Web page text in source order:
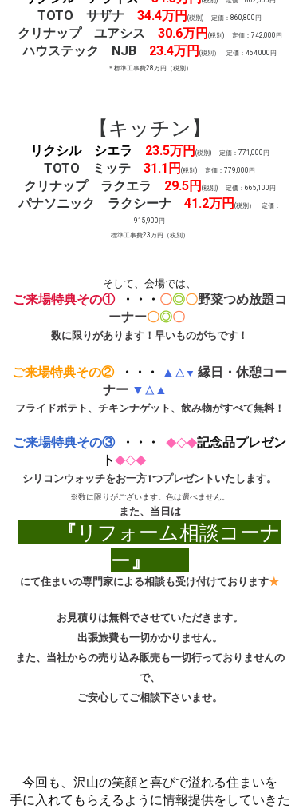
TOTO サザナ 34.4万円 (税別) 定価：860,800円
クリナップ ユアシス 30.6万円 (税別) 定価：742,000円
ハウステック NJB 23.4万円 (税別） 定価：454,000円
＊標準工事費28万円（税別）
【キッチン】
リクシル シエラ 23.5万円 (税別) 定価：771,000円
TOTO ミッテ 31.1 円 (税別) 定価：779,000円
クリナップ ラクエラ 29.5円 (税別) 定価：665,100円
パナソニック ラクシーナ 41.2万円 (税別） 定価：
915,900円
標準工事費23万円（税別）
そして、会場では、
ご来場特典その①・・・ 〇◎〇野菜つめ放題コ
ーナー〇◎〇
数に限りがあります！早いものがちです！
ご来場特典その②・・・ ▲ △ ▼ 縁日・休憩コー
ナー ▼ △ ▲
フライドポテト、チキンナゲット、飲み物がすべて無料！
ご来場特典その③ ・・・ ◆◇◆記念品プレゼン
ト ◆◇◆
シリコンウォッチをお一方1つプレゼントいたします。
※数に限りがございます。色は選べません。
また、当日は
『 リフォーム相談コーナ
ー』
にて住まいの専門家による相談も受け付けております★
お見積りは無料でさせていただきます。
出張旅費も一切かかりません。
また、当社からの売り込み販売も一切行っておりませんの
で、
ご安心してご相談下さいませ。
今回も、沢山の笑顔と喜びで溢れる住まいを
手に入れてもらえるように情報提供をしていきた